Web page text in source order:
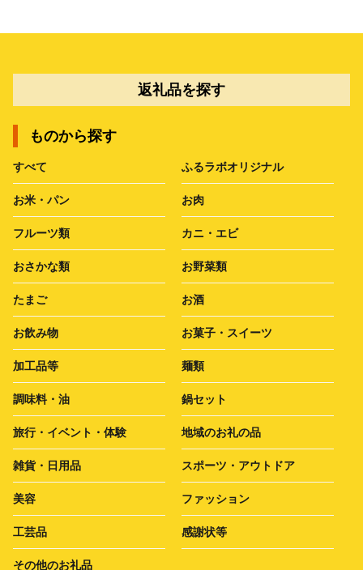
返礼品を探す
ものから探す
すべて ふるラボオリジナル
お米・パン お肉
フルーツ類 カニ・エビ
おさかな類 お野菜類
たまご お酒
お飲み物 お菓子・スイーツ
加工品等 麺類
調味料・油 鍋セット
旅行・イベント・体験 地域のお礼の品
雑貨・日用品 スポーツ・アウトドア
美容 ファッション
工芸品 感謝状等
その他のお礼品